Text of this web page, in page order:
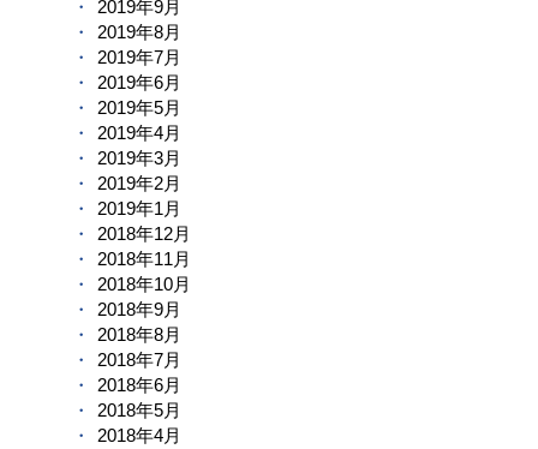
2019年9月
2019年8月
2019年7月
2019年6月
2019年5月
2019年4月
2019年3月
2019年2月
2019年1月
2018年12月
2018年11月
2018年10月
2018年9月
2018年8月
2018年7月
2018年6月
2018年5月
2018年4月